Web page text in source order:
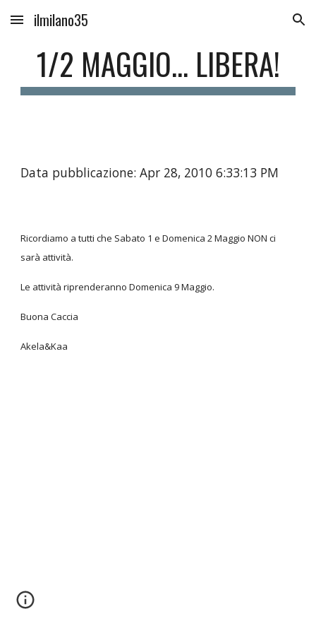
Skip to main content Skip to navigation
ilmilano35
1/2 MAGGIO... LIBERA!
Data pubblicazione: Apr 28, 2010 6:33:13 PM
Ricordiamo a tutti che Sabato 1 e Domenica 2 Maggio NON ci
sarà attività.
Le attività riprenderanno Domenica 9 Maggio.
Buona Caccia
Akela&Kaa